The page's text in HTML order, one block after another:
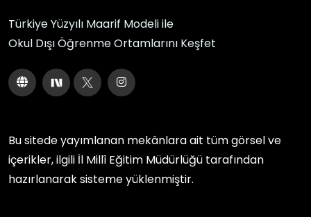
Türkiye Yüzyılı Maarif Modeli ile
Okul Dışı Öğrenme Ortamlarını Keşfet
Bu sitede yayımlanan mekânlara ait tüm görsel ve
içerikler, ilgili İl Millî Eğitim Müdürlüğü tarafından
hazırlanarak sisteme yüklenmiştir.